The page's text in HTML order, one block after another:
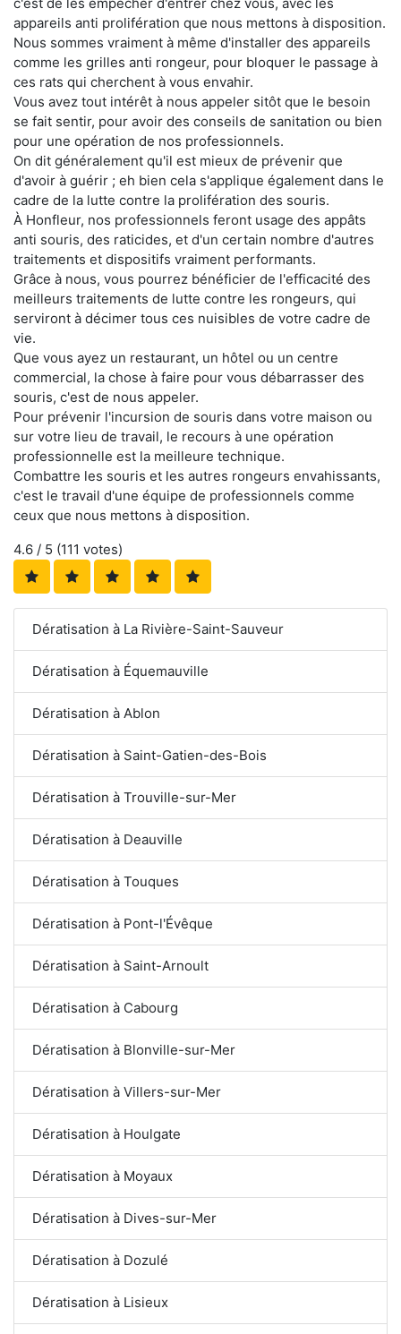
appareils anti prolifération que nous mettons à disposition.
Nous sommes vraiment à même d'installer des appareils
comme les grilles anti rongeur, pour bloquer le passage à
ces rats qui cherchent à vous envahir.
Vous avez tout intérêt à nous appeler sitôt que le besoin
se fait sentir, pour avoir des conseils de sanitation ou bien
pour une opération de nos professionnels.
On dit généralement qu'il est mieux de prévenir que
d'avoir à guérir ; eh bien cela s'applique également dans le
cadre de la lutte contre la prolifération des souris.
À Honfleur, nos professionnels feront usage des appâts
anti souris, des raticides, et d'un certain nombre d'autres
traitements et dispositifs vraiment performants.
Grâce à nous, vous pourrez bénéficier de l'efficacité des
meilleurs traitements de lutte contre les rongeurs, qui
serviront à décimer tous ces nuisibles de votre cadre de
vie.
Que vous ayez un restaurant, un hôtel ou un centre
commercial, la chose à faire pour vous débarrasser des
souris, c'est de nous appeler.
Pour prévenir l'incursion de souris dans votre maison ou
sur votre lieu de travail, le recours à une opération
professionnelle est la meilleure technique.
Combattre les souris et les autres rongeurs envahissants,
c'est le travail d'une équipe de professionnels comme
ceux que nous mettons à disposition.
4.6 / 5 (111 votes)
Dératisation à La Rivière-Saint-Sauveur
Dératisation à Équemauville
Dératisation à Ablon
Dératisation à Saint-Gatien-des-Bois
Dératisation à Trouville-sur-Mer
Dératisation à Deauville
Dératisation à Touques
Dératisation à Pont-l'Évêque
Dératisation à Saint-Arnoult
Dératisation à Cabourg
Dératisation à Blonville-sur-Mer
Dératisation à Villers-sur-Mer
Dératisation à Houlgate
Dératisation à Moyaux
Dératisation à Dives-sur-Mer
Dératisation à Dozulé
Dératisation à Lisieux